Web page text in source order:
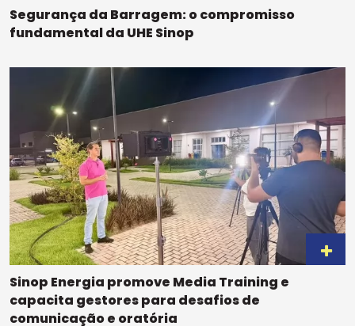
Segurança da Barragem: o compromisso
fundamental da UHE Sinop
Sinop Energia promove Media Training e
capacita gestores para desafios de
comunicação e oratória